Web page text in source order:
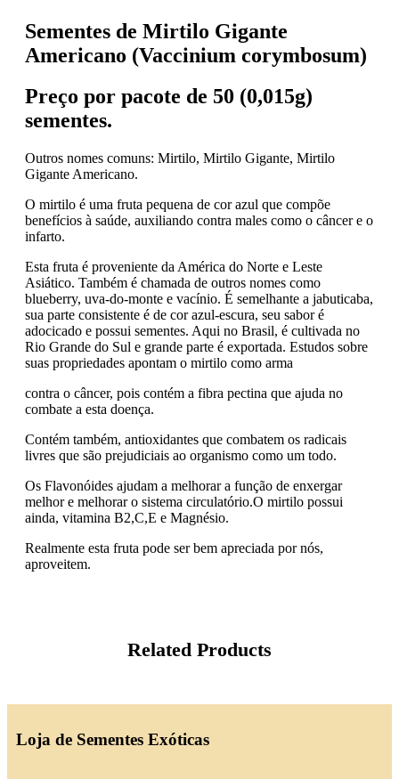
Sementes de Mirtilo Gigante
Americano (Vaccinium corymbosum)
Preço por pacote de 50 (0,015g)
sementes.
Outros nomes comuns: Mirtilo, Mirtilo Gigante, Mirtilo
Gigante Americano.
O mirtilo é uma fruta pequena de cor azul que compõe
benefícios à saúde, auxiliando contra males como o câncer e o
infarto.
Esta fruta é proveniente da América do Norte e Leste
Asiático. Também é chamada de outros nomes como
blueberry, uva-do-monte e vacínio. É semelhante a jabuticaba,
sua parte consistente é de cor azul-escura, seu sabor é
adocicado e possui sementes. Aqui no Brasil, é cultivada no
Rio Grande do Sul e grande parte é exportada. Estudos sobre
suas propriedades apontam o mirtilo como arma
contra o câncer, pois contém a fibra pectina que ajuda no
combate a esta doença.
Contém também, antioxidantes que combatem os radicais
livres que são prejudiciais ao organismo como um todo.
Os Flavonóides ajudam a melhorar a função de enxergar
melhor e melhorar o sistema circulatório.O mirtilo possui
ainda, vitamina B2,C,E e Magnésio.
Realmente esta fruta pode ser bem apreciada por nós,
aproveitem.
Related Products
Loja de Sementes Exóticas